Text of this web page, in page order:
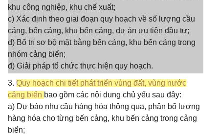
khu công nghiệp, khu chế xuất;
c) Xác định theo giai đoạn quy hoạch về số lượng cầu
cảng, bến cảng, khu bến cảng, dự án ưu tiên đầu tư;
d) Bố trí sơ bộ mặt bằng bến cảng, khu bến cảng trong
nhóm cảng biển;
đ) Giải pháp tổ chức thực hiện quy hoạch.
3. Quy hoạch chi tiết phát triển vùng đất, vùng nước
cảng biển bao gồm các nội dung chủ yếu sau đây:
a) Dự báo nhu cầu hàng hóa thông qua, phân bổ lượng
hàng hóa cho từng bến cảng, khu bến cảng trong cảng
biển;